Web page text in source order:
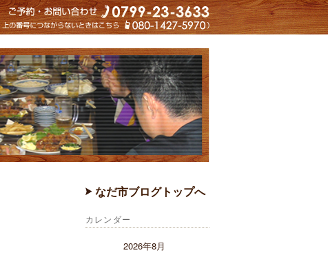
なだ市ブログトップへ
カレンダー
2026年8月